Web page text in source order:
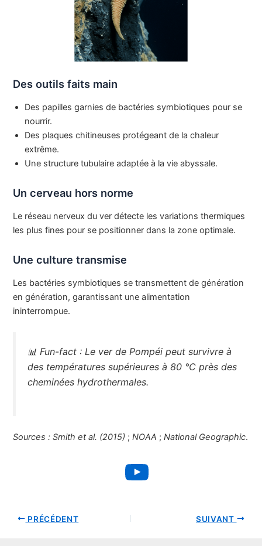
Des outils faits main
Des papilles garnies de bactéries symbiotiques pour se
nourrir.
Des plaques chitineuses protégeant de la chaleur
extrême.
Une structure tubulaire adaptée à la vie abyssale.
Un cerveau hors norme
Le réseau nerveux du ver détecte les variations thermiques
les plus fines pour se positionner dans la zone optimale.
Une culture transmise
Les bactéries symbiotiques se transmettent de génération
en génération, garantissant une alimentation
ininterrompue.
📊 Fun-fact : Le ver de Pompéi peut survivre à
des températures supérieures à 80 °C près des
cheminées hydrothermales.
Sources : Smith et al. (2015) ;NOAA ;National Geographic.
YouTube
PRÉCÉDENT SUIVANT